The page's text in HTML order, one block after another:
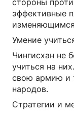
стороны
эффективные
Умение
Чингисхан не
учиться на
свою армию и
народов.
Стратегии и